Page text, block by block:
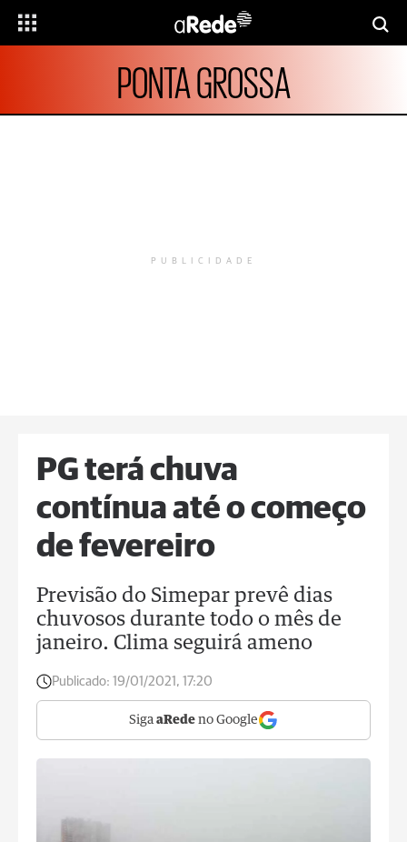
PONTA GROSSA
PUBLICIDADE
PG terá chuva
contínua até o começo
de fevereiro
Previsão do Simepar prevê dias
chuvosos durante todo o mês de
janeiro. Clima seguirá ameno
Publicado: 19/01/2021, 17:20
Siga aRede no Google